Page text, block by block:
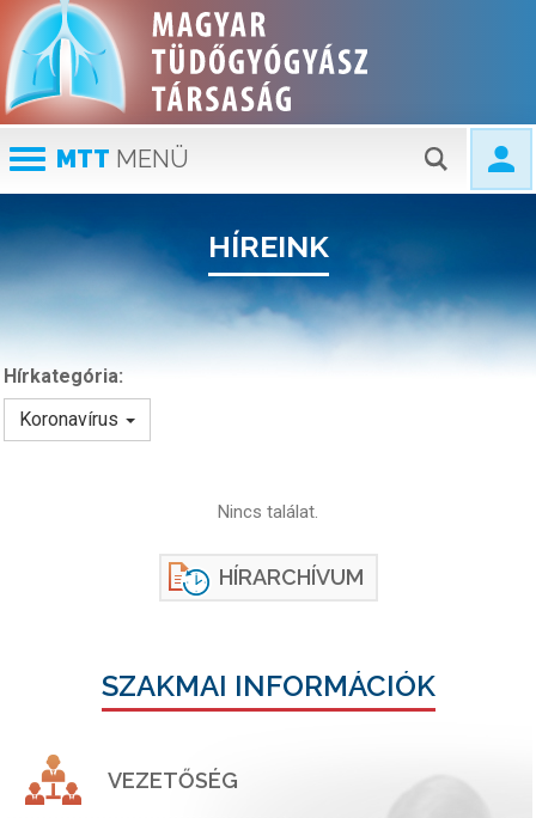
MTT MENÜ
HÍREINK
Hírkategória:
Koronavírus
Nincs találat.
HÍRARCHÍVUM
SZAKMAI INFORMÁCIÓK
VEZETŐSÉG